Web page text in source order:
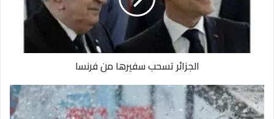
الجزائر تسحب سفيرها من فرنسا